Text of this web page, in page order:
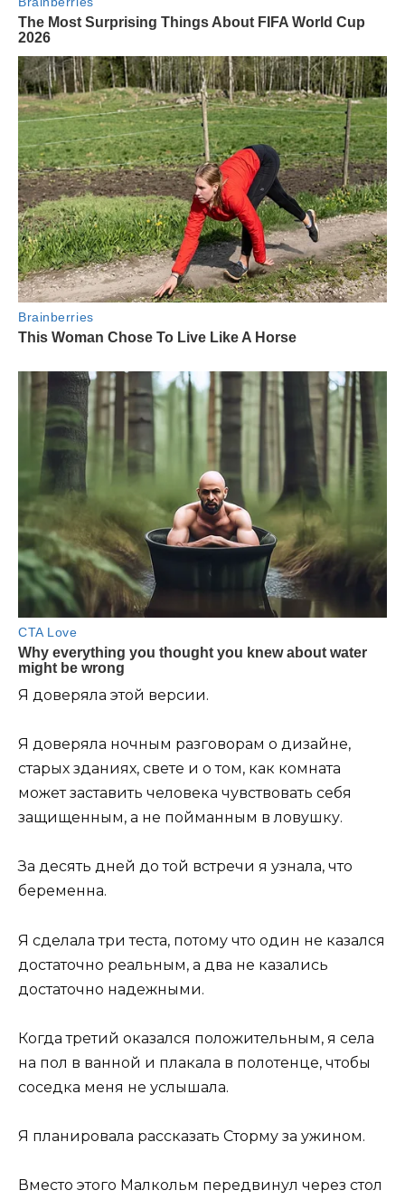
Я доверяла этой версии.
Я доверяла ночным разговорам о дизайне,
старых зданиях, свете и о том, как комната
может заставить человека чувствовать себя
защищенным, а не пойманным в ловушку.
За десять дней до той встречи я узнала, что
беременна.
Я сделала три теста, потому что один не казался
достаточно реальным, а два не казались
достаточно надежными.
Когда третий оказался положительным, я села
на пол в ванной и плакала в полотенце, чтобы
соседка меня не услышала.
Я планировала рассказать Сторму за ужином.
Вместо этого Малкольм передвинул через стол